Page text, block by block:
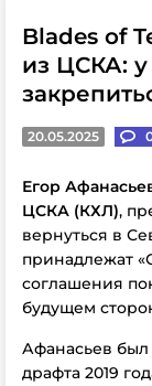
Blades of
из ЦСКА: у
20.05.2025
Егор
ЦСКА (КХЛ),
вернуться в
принадлежат
соглашения
будущем
Афанасьев
драфта 2019